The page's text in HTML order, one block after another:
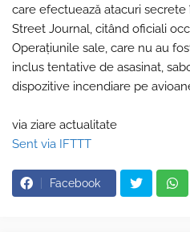
care efectuează atacuri secrete
Street Journal, citând oficiali
Operațiunile sale, care nu au
inclus tentative de asasinat,
dispozitive incendiare pe
via ziare actualitate
Sent via IFTTT
Facebook